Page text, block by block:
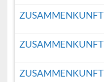
ZUSAMMENKUNFT
ZUSAMMENKUNFT
ZUSAMMENKUNFT